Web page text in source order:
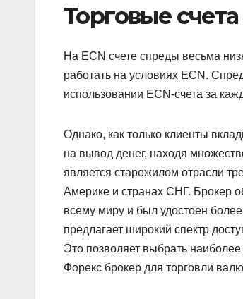
Торговые
На ECN счете спреды весьма
работать на условиях ECN.
использовании ECN-счета за
Однако, как только клиенты
на вывод денег, находя
является старожилом отрасли
Америке и странах СНГ. Брокер
всему миру и был удостоен
предлагает широкий спектр
Это позволяет выбрать
Форекс брокер для торговли